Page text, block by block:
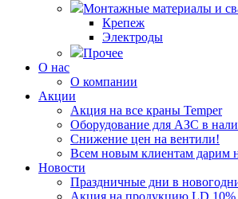
Монтажные материалы и
Крепеж
Электроды
Прочее
О нас
О компании
Акции
Акция на все краны Temper
Оборудование для АЗС в
Снижение цен на вентили!
Всем новым клиентам дарим
Новости
Праздничные дни в
Акция на продукцию LD 10%